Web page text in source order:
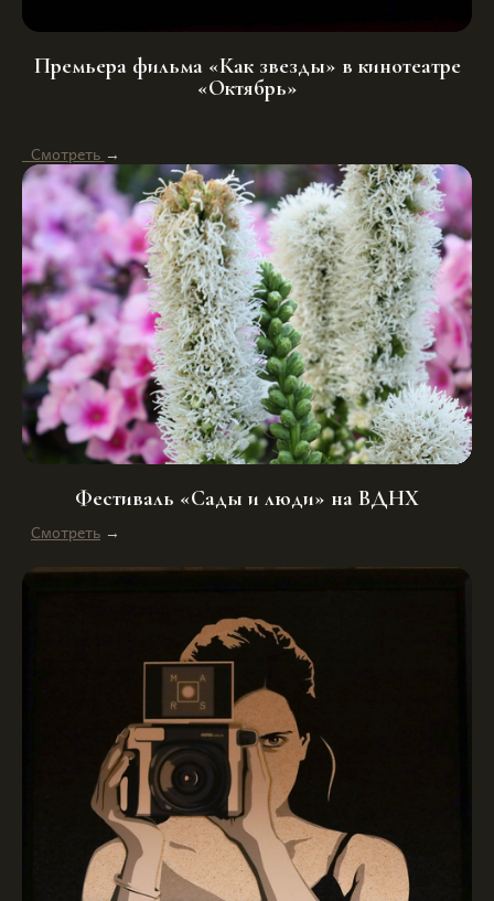
Премьера фильма «Как звезды» в кинотеатре
«Октябрь»
Смотреть →
Фестиваль «Сады и люди» на ВДНХ
Смотреть →